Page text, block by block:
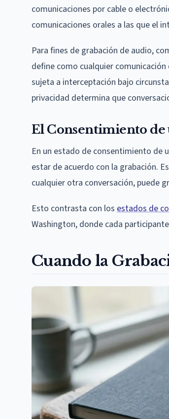
comunicaciones por cable o
comunicaciones orales a las que el
Para fines de grabación de audio,
define como cualquier
sujeta a interceptación bajo
privacidad determina que
El Consentimiento de
En un estado de consentimiento de
estar de acuerdo con la grabación.
cualquier otra conversación, puede
Esto contrasta con los estados de
Washington, donde cada
Cuando la